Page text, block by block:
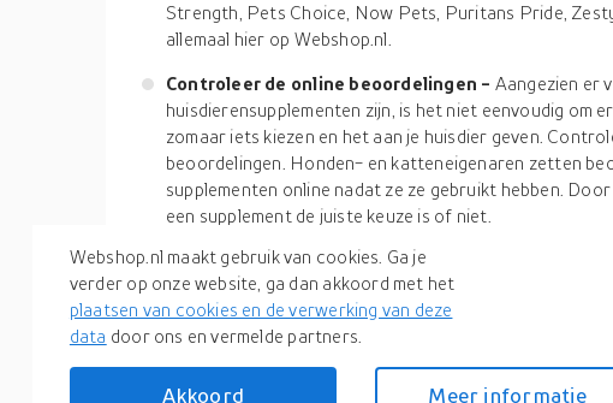
Strength, Pets Choice, Now Pets, Puritans Pride,
allemaal hier op Webshop.nl.
Controleer de online beoordelingen - Aangezien er
huisdierensupplementen zijn, is het niet eenvoudig om
zomaar iets kiezen en het aan je huisdier geven.
beoordelingen. Honden- en katteneigenaren zetten
supplementen online nadat ze ze gebruikt hebben.
een supplement de juiste keuze is of niet.
Nu je veel weet over supplementen voor huisdieren, kijk je
schaffen. Nou, er is geen noodzaak om ergens anders
productzoekmachine, kunt u supplementen vinden die
topmerken over de hele wereld. Dus, begin uw online
nieuwste aanbiedingen en collecties.
Webshop.nl maakt gebruik van cookies. Ga je
verder op onze website, ga dan akkoord met het
plaatsen van cookies en de verwerking van deze
data door ons en vermelde partners.
Akkoord Meer informatie